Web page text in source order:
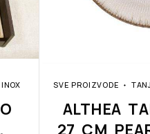
SVE PROIZVODE
ALTHEA
27 CM